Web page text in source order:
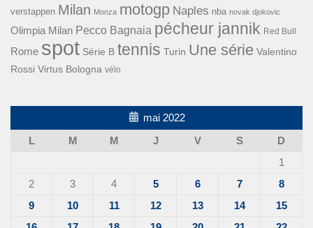
verstappen Milan Monza motogp Naples nba novak djokovic
Olimpia Milan Pecco Bagnaia pécheur jannik Red Bull
Rome spot Série B tennis Turin Une série Valentino
Rossi Virtus Bologna vélo
mai 2022
L
M M J V S
D
1
2
3 4 5 6 7
8
9
10 11 12 13 14
15